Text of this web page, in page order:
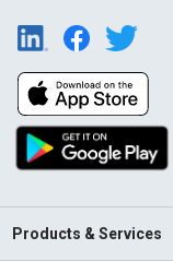
Products & Services